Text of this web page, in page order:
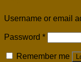
Username or email
Password *
Remember me